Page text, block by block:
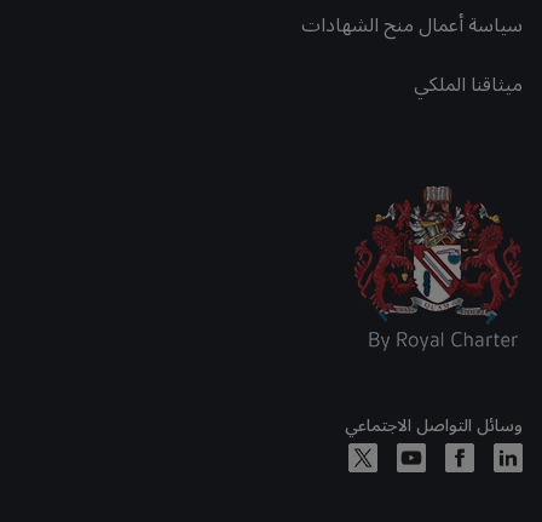
سياسة أعمال منح الشهادات
ميثاقنا الملكي
وسائل التواصل الاجتماعي